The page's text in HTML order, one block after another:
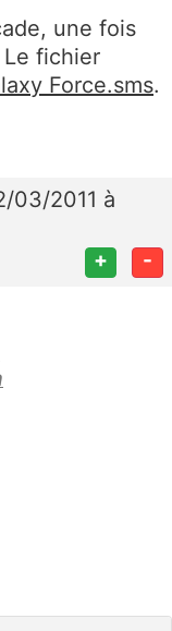
une fois
Le fichier
Force.sms.
03/2011 à
+ -